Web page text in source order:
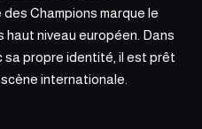
Champions marque le
haut niveau européen. Dans
sa propre identité, il est prêt
internationale.